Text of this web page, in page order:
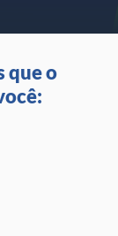
que o